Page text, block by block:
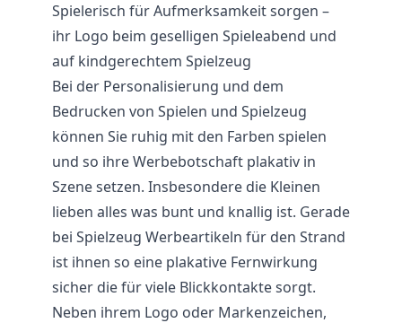
Spielerisch für Aufmerksamkeit sorgen –
ihr Logo beim geselligen Spieleabend und
auf kindgerechtem Spielzeug
Bei der Personalisierung und dem
Bedrucken von Spielen und Spielzeug
können Sie ruhig mit den Farben spielen
und so ihre Werbebotschaft plakativ in
Szene setzen. Insbesondere die Kleinen
lieben alles was bunt und knallig ist. Gerade
bei Spielzeug Werbeartikeln für den Strand
ist ihnen so eine plakative Fernwirkung
sicher die für viele Blickkontakte sorgt.
Neben ihrem Logo oder Markenzeichen,